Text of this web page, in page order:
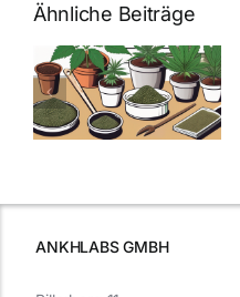
Ähnliche Beiträge
Neue THC-
Grenzwert-
Regelung:
Was Sie über
Cannabis und
müssen
ANKHLABS GMBH